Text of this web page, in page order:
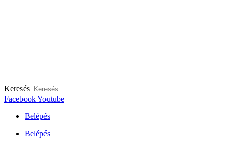
Keresés
FacebookYoutube
Belépés
Belépés